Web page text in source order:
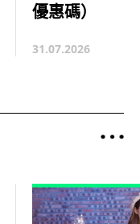
優惠碼）
31.07.2026